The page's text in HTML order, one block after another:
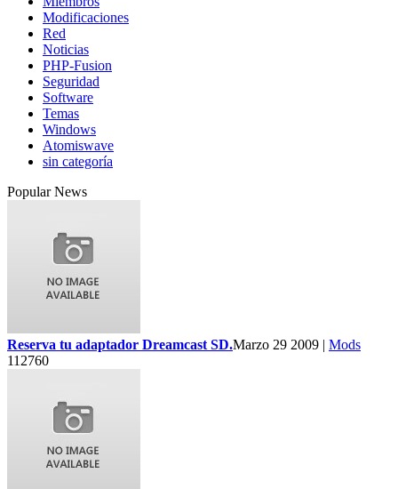
Modificaciones
Red
Noticias
PHP-Fusion
Seguridad
Software
Temas
Windows
Atomiswave
sin categoría
Popular News
Reserva tu adaptador Dreamcast SD.Marzo 29 2009 | Mods
112760